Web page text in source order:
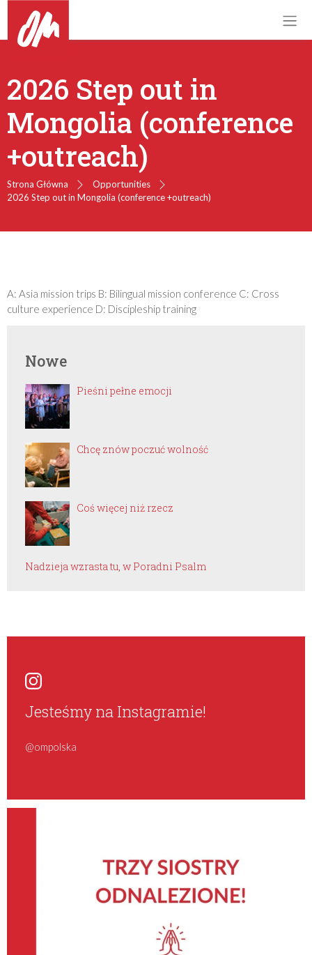
2026 Step out in
Mongolia (conference
+outreach)
Strona Główna
Opportunities
2026 Step out in Mongolia (conference +outreach)
A: Asia mission trips B: Bilingual mission conference C: Cross
culture experience D: Discipleship training
Nowe
Pieśni pełne emocji
Chcę znów poczuć wolność
Coś więcej niż rzecz
Nadzieja wzrasta tu, w Poradni Psalm
Jesteśmy na Instagramie!
@ompolska